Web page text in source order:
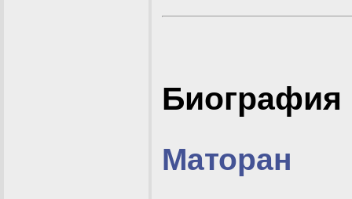
Биография
Маторан